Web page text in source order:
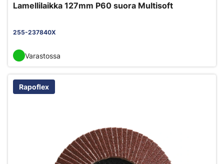
Lamellilaikka 127mm P60 suora Multisoft
255-237840X
Varastossa
Rapoflex